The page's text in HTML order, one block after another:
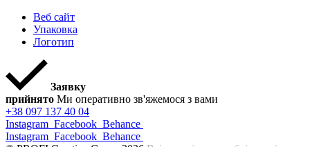
Веб сайт
Упаковка
Логотип
Заявку
прийнято Ми оперативно зв'яжемося з вами
+38 097 137 40 04
Instagram Facebook Behance
Instagram Facebook Behance